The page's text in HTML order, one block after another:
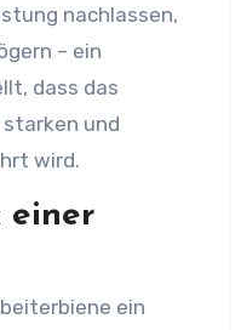
nachlassen,
– ein
dass das
starken und
wird.
einer
ein